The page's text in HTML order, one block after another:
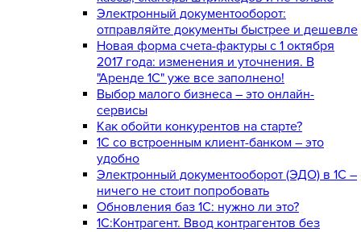
Электронный документооборот:
отправляйте документы быстрее и дешевле
Новая форма счета-фактуры с 1 октября
2017 года: изменения и уточнения. В
"Аренде 1С" уже все заполнено!
Выбор малого бизнеса – это онлайн-
сервисы
Как обойти конкурентов на старте?
1C со встроенным клиент-банком – это
удобно
Электронный документооборот (ЭДО) в 1С –
ничего не стоит попробовать
Обновления баз 1С: нужно ли это?
1С:Контрагент. Ввод контрагентов без